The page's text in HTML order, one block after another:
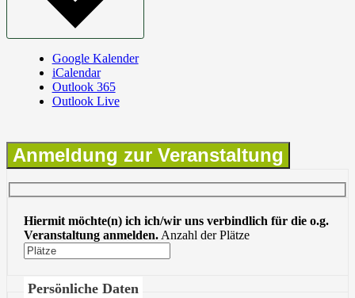
Google Kalender
iCalendar
Outlook 365
Outlook Live
Anmeldung zur Veranstaltung
Hiermit möchte(n) ich ich/wir uns verbindlich für die o.g.
Veranstaltung anmelden. Anzahl der Plätze
Persönliche Daten